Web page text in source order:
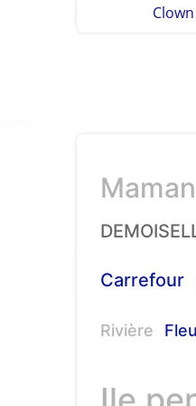
Clown
Maman
Carrefour
Rivière